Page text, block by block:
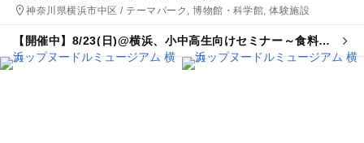
神奈川県横浜市中区 / テーマパーク, 博物館・科学館, 体験施設
【開催中】8/23(日)@横浜、小中高生向けセミナー～食料支
援現場を疑似体験～